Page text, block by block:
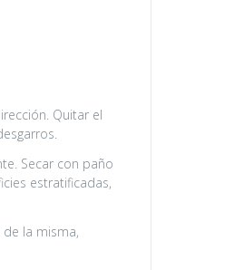
Quitar el
Secar con paño
estratificadas,
la misma,